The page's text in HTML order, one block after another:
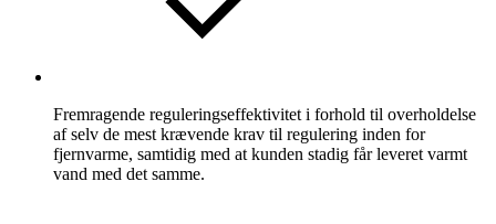
Fremragende reguleringseffektivitet i forhold til overholdelse
af selv de mest krævende krav til regulering inden for
fjernvarme, samtidig med at kunden stadig får leveret varmt
vand med det samme.